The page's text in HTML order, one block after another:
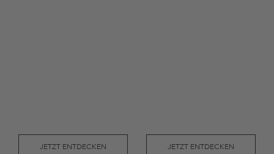
JETZT ENTDECKEN JETZT ENTDECKEN